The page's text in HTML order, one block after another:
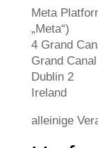
Meta
„Meta“)
4 Grand
Grand
Dub­lin 2
Ire­land
allei­ni­ge